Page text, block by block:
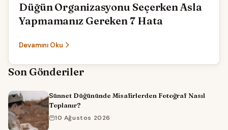
Düğün Organizasyonu Seçerken Asla
Yapmamanız Gereken 7 Hata
Devamını Oku
Son Gönderiler
Sünnet Düğününde Misafirlerden Fotoğraf Nasıl
Toplanır?
10 Ağustos 2026